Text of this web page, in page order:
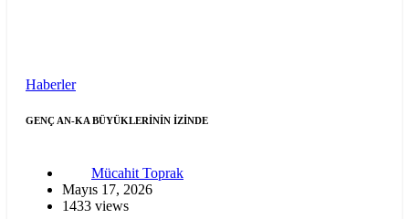
Haberler
GENÇ AN-KA BÜYÜKLERİNİN İZİNDE
Mücahit Toprak
Mayıs 17, 2026
1433 views